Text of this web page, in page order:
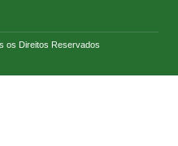
os Direitos Reservados